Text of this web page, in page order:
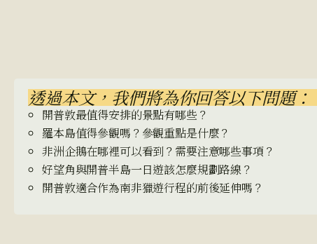
透過本文，我們將為你回答以下問題：
開普敦最值得安排的景點有哪些？
羅本島值得參觀嗎？參觀重點是什麼？
非洲企鵝在哪裡可以看到？需要注意哪些事項？
好望角與開普半島一日遊該怎麼規劃路線？
開普敦適合作為南非獵遊行程的前後延伸嗎？